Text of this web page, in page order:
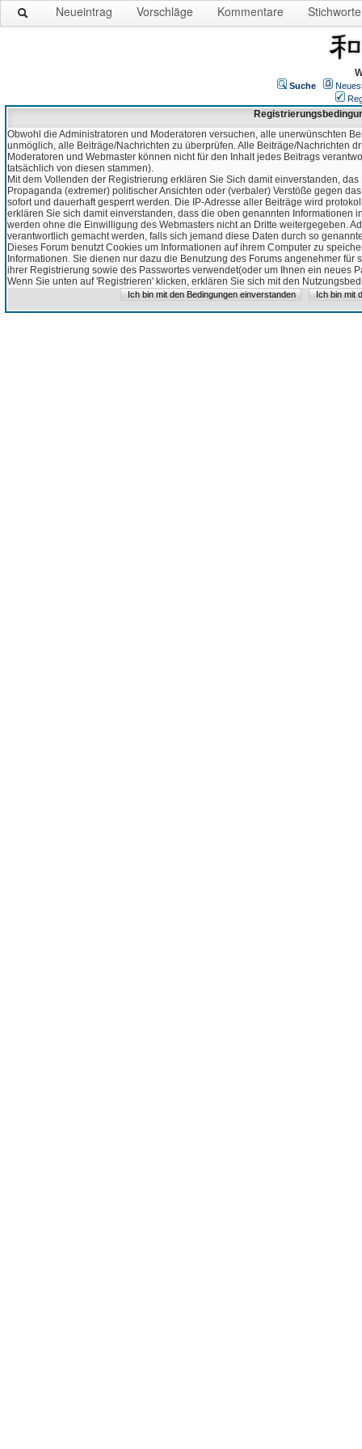
Neueintrag Vorschläge Kommentare Stichworte
Suche
Obwohl die Administratoren und Moderatoren versuchen, alle unerwünschten
unmöglich, alle Beiträge/Nachrichten zu überprüfen. Alle Beiträge/Nachrichten
Moderatoren und Webmaster können nicht für den Inhalt jedes Beitrags
tatsächlich von diesen stammen).
Mit dem Vollenden der Registrierung erklären Sie Sich damit einverstanden,
Propaganda (extremer) politischer Ansichten oder (verbaler) Verstöße gegen
sofort und dauerhaft gesperrt werden. Die IP-Adresse aller Beiträge wird
erklären Sie sich damit einverstanden, dass die oben genannten Informationen
werden ohne die Einwilligung des Webmasters nicht an Dritte weitergegeben.
verantwortlich gemacht werden, falls sich jemand diese Daten durch so
Dieses Forum benutzt Cookies um Informationen auf ihrem Computer zu
Informationen. Sie dienen nur dazu die Benutzung des Forums angenehmer
ihrer Registrierung sowie des Passwortes verwendet(oder um Ihnen ein neues
Wenn Sie unten auf 'Registrieren' klicken, erklären Sie sich mit den